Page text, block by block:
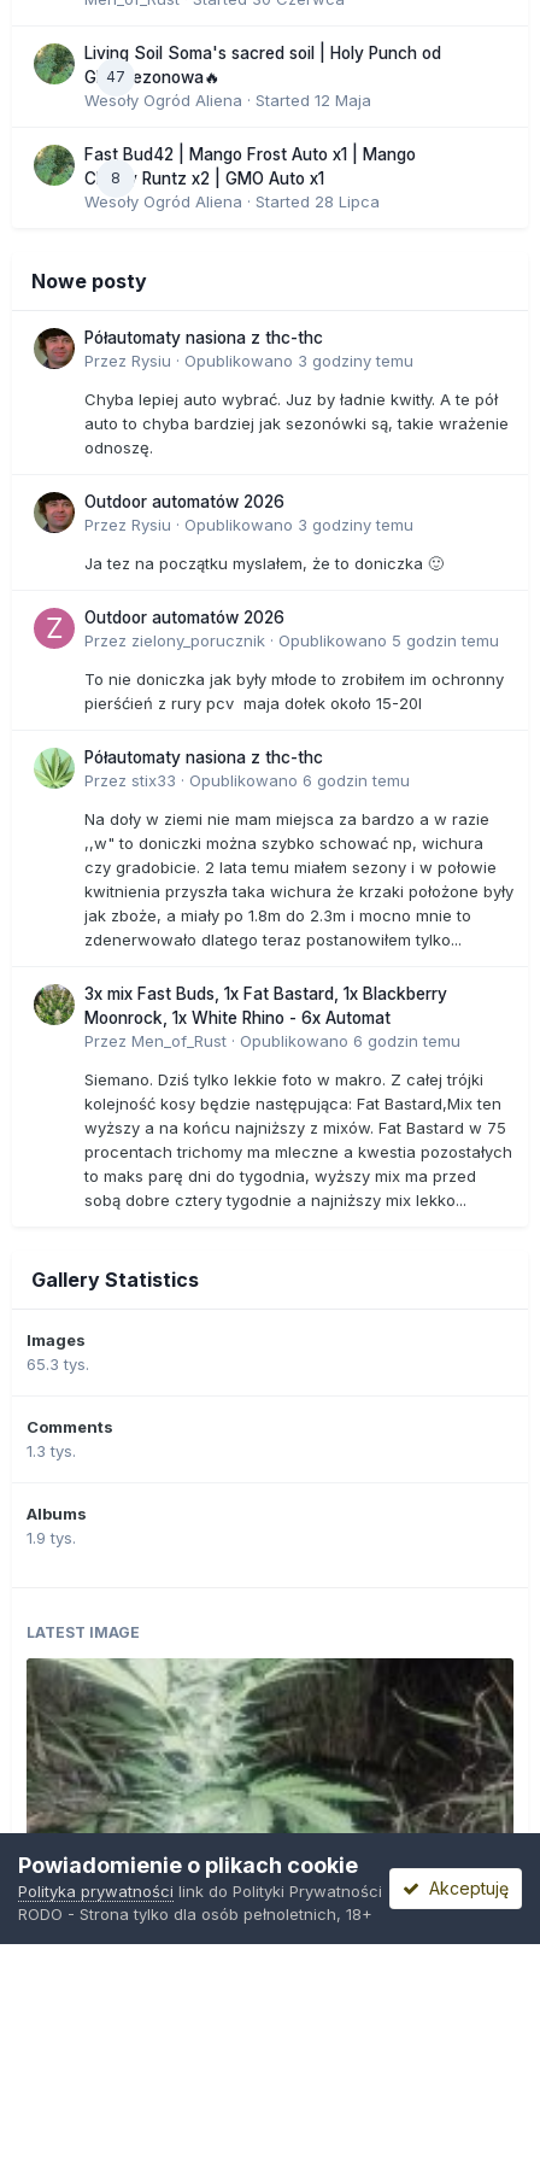
47
Living Soil Soma's sacred soil | Holy Punch od
GHS sezonowa🔥
Wesoły Ogród Aliena · Started 12 Maja
8
Fast Bud42 | Mango Frost Auto x1 | Mango
Cherry Runtz x2 | GMO Auto x1
Wesoły Ogród Aliena · Started 28 Lipca
Nowe posty
Półautomaty nasiona z thc-thc
Przez Rysiu · Opublikowano 3 godziny temu
Chyba lepiej auto wybrać. Juz by ładnie kwitły. A te pół
auto to chyba bardziej jak sezonówki są, takie wrażenie
odnoszę.
Outdoor automatów 2026
Przez Rysiu · Opublikowano 3 godziny temu
Ja tez na początku myslałem, że to doniczka 🙂
Outdoor automatów 2026
Przez zielony_porucznik · Opublikowano 5 godzin temu
To nie doniczka jak były młode to zrobiłem im ochronny
pierśćień z rury pcv maja dołek około 15-20l
Półautomaty nasiona z thc-thc
Przez stix33 · Opublikowano 6 godzin temu
Na doły w ziemi nie mam miejsca za bardzo a w razie
,,w" to doniczki można szybko schować np, wichura
czy gradobicie. 2 lata temu miałem sezony i w połowie
kwitnienia przyszła taka wichura że krzaki położone były
jak zboże, a miały po 1.8m do 2.3m i mocno mnie to
zdenerwowało dlatego teraz postanowiłem tylko...
3x mix Fast Buds, 1x Fat Bastard, 1x Blackberry
Moonrock, 1x White Rhino - 6x Automat
Przez Men_of_Rust · Opublikowano 6 godzin temu
Siemano. Dziś tylko lekkie foto w makro. Z całej trójki
kolejność kosy będzie następująca: Fat Bastard,Mix ten
wyższy a na końcu najniższy z mixów. Fat Bastard w 75
procentach trichomy ma mleczne a kwestia pozostałych
to maks parę dni do tygodnia, wyższy mix ma przed
sobą dobre cztery tygodnie a najniższy mix lekko...
Gallery Statistics
Images
65.3 tys.
Comments
1.3 tys.
Albums
1.9 tys.
LATEST IMAGE
Powiadomienie o plikach cookie
Polityka prywatności link do Polityki Prywatności
RODO - Strona tylko dla osób pełnoletnich, 18+
Akceptuję